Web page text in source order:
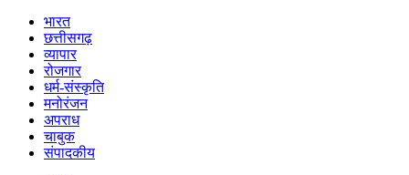
भारत
छत्तीसगढ़
व्यापार
रोजगार
धर्म-संस्कृति
मनोरंजन
अपराध
चाबुक
संपादकीय